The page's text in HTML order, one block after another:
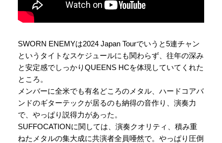
SWORN ENEMYは2024 Japan Tourでいうと5連チャン
というタイトなスケジュールにも関わらず、往年の深み
と安定感でしっかりQUEENS HCを体現していてくれた
ところ。
メンバーに全米でも有名どころのメタル、ハードコアバ
ンドのギターテックが居るのも納得の音作り、演奏力
で、やっぱり説得力があった。
SUFFOCATIONに関しては、演奏クオリティ、積み重
ねたメタルの集大成に共演者全員唖然で。やっぱり圧倒